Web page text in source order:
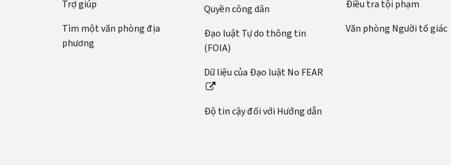
Trợ giúp
Tìm một văn phòng địa
phương
Quyền công dân
Đạo luật Tự do thông tin
(FOIA)
Dữ liệu của Đạo luật No FEAR
Độ tin cậy đối với Hướng dẫn
Điều tra tội phạm
Văn phòng Người tố giác